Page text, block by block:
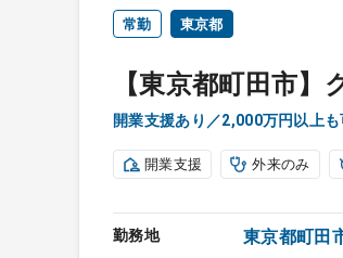
常勤 東京都
【東京都町田市
開業支援あり／2,000万円以上
開業支援 外来のみ
勤務地 東京都町田